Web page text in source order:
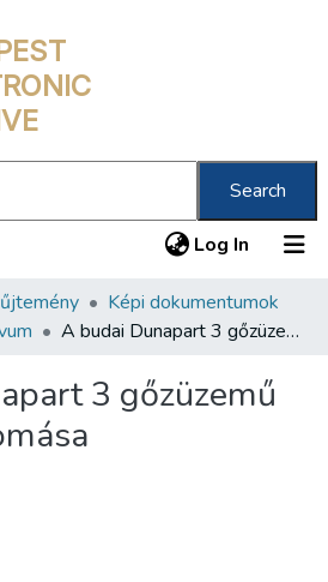
Search
Log In (current)
Képi dokumentumok
A budai Dunapart 3 gőzüzemű szivattyúállomása
3 gőzüzemű